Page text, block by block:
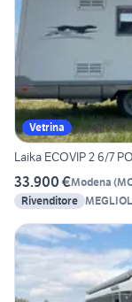
Vetrina
Laika ECOVIP 2 6/7
33.900 €Modena (
Rivenditore